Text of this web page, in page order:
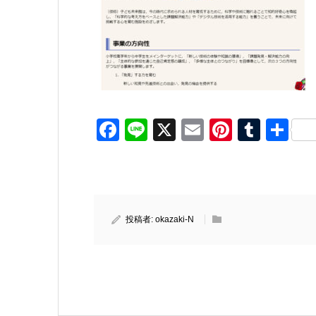
Facebook
Line
X Email
共
投稿者: okazaki-N